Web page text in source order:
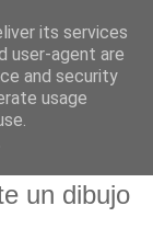
un dibujo
its services
user-agent are
and security
usage